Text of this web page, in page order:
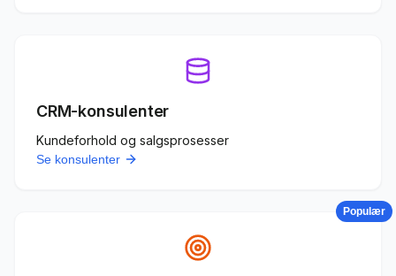
CRM-konsulenter
Kundeforhold og salgsprosesser
Se konsulenter
Populær